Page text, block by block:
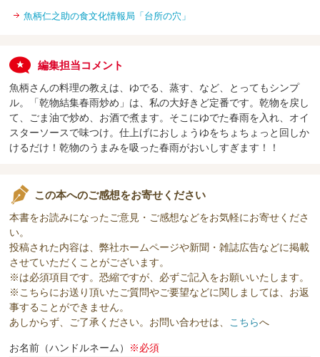
魚柄仁之助の食文化情報局「台所の穴」
編集担当コメント
魚柄さんの料理の教えは、ゆでる、蒸す、など、とってもシンプ
ル。「乾物結集春雨炒め」は、私の大好きど定番です。乾物を戻し
て、ごま油で炒め、お酒で煮ます。そこにゆでた春雨を入れ、オイ
スターソースで味つけ。仕上げにおしょうゆをちょちょっと回しか
けるだけ！乾物のうまみを吸った春雨がおいしすぎます！！
この本へのご感想をお寄せください
本書をお読みになったご意見・ご感想などをお気軽にお寄せくださ
い。
投稿された内容は、弊社ホームページや新聞・雑誌広告などに掲載
させていただくことがございます。
※は必須項目です。恐縮ですが、必ずご記入をお願いいたします。
※こちらにお送り頂いたご質問やご要望などに関しましては、お返
事することができません。
あしからず、ご了承ください。お問い合わせは、 こちらへ
お名前（ハンドルネーム） ※必須